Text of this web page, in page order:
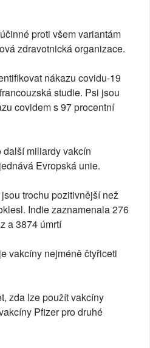
proti všem variantám
zdravotnická organizace.
nákazu covidu-19
studie. Psi jsou
covidem s 97 procentní
další miliardy vakcín
Evropská unie.
trochu pozitivnější než
Indie zaznamenala 276
a 3874 úmrtí
vakcíny nejméně čtyřiceti
zda lze použít vakcíny
Pfizer pro druhé